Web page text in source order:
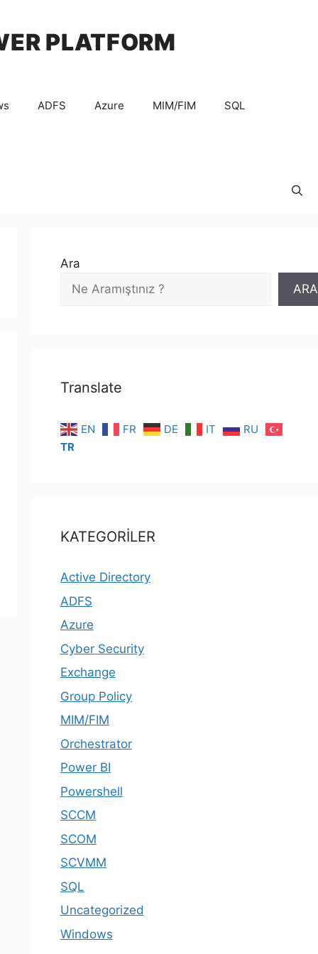
PLATFORM
ADFS Azure MIM/FIM SQL
Ara
ARA
Translate
EN FR DE IT
RU
TR
KATEGORİLER
Active Directory
ADFS
Azure
Cyber Security
Exchange
Group Policy
MIM/FIM
Orchestrator
Power BI
Powershell
SCCM
SCOM
SCVMM
SQL
Uncategorized
Windows